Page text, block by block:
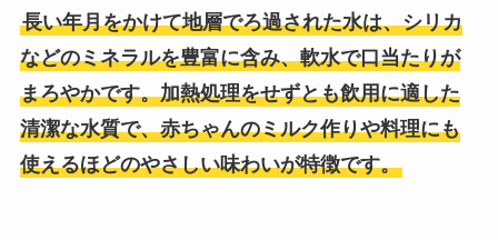
長い年月をかけて地層でろ過された水は、シリカ
などのミネラルを豊富に含み、軟水で口当たりが
まろやかです。加熱処理をせずとも飲用に適した
清潔な水質で、赤ちゃんのミルク作りや料理にも
使えるほどのやさしい味わいが特徴です。